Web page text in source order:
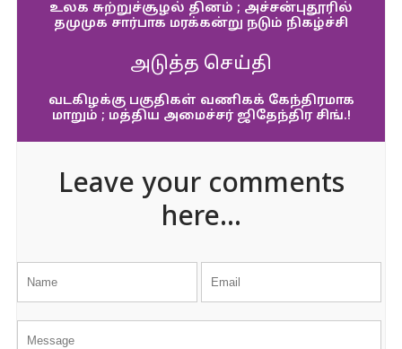
உலக சுற்றுச்சூழல் தினம் ; அச்சன்புதூரில்
தமுமுக சார்பாக மரக்கன்று நடும் நிகழ்ச்சி
அடுத்த செய்தி
வடகிழக்கு பகுதிகள் வணிகக் கேந்திரமாக
மாறும் ; மத்திய அமைச்சர் ஜிதேந்திர சிங்.!
Leave your comments
here...